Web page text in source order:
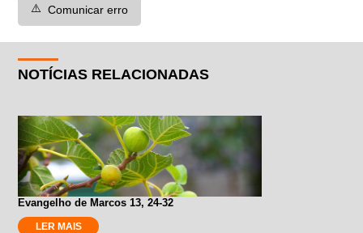
⚠️ Comunicar erro
NOTÍCIAS RELACIONADAS
Evangelho de Marcos 13, 24-32
LER MAIS